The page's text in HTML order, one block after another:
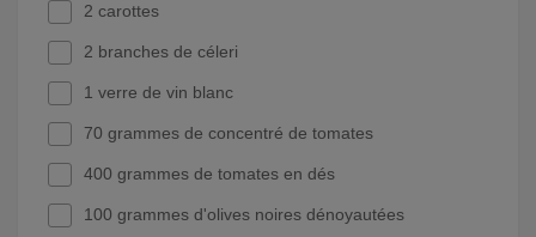
2 carottes
2 branches de céleri
1 verre de vin blanc
70 grammes de concentré de tomates
400 grammes de tomates en dés
100 grammes d'olives noires dénoyautées